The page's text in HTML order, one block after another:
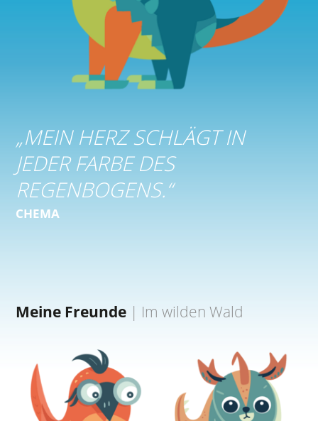
„MEIN HERZ SCHLÄGT IN
JEDER FARBE DES
REGENBOGENS.“
CHEMA
Meine Freunde | Im wilden Wald